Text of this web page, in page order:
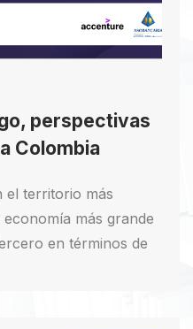
perspectivas
Colombia
el territorio más
más grande
en términos de